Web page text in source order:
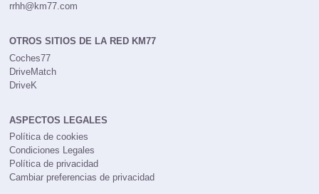
rrhh@km77.com
OTROS SITIOS DE LA RED KM77
Coches77
DriveMatch
DriveK
ASPECTOS LEGALES
Política de cookies
Condiciones Legales
Política de privacidad
Cambiar preferencias de privacidad